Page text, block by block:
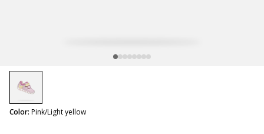
Color: Pink/Light yellow
selected